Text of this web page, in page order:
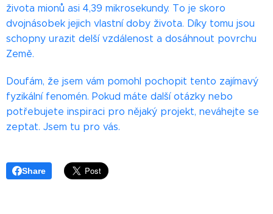
života mionů asi 4,39 mikrosekundy. To je skoro
dvojnásobek jejich vlastní doby života. Díky tomu jsou
schopny urazit delší vzdálenost a dosáhnout povrchu
Země.
Doufám, že jsem vám pomohl pochopit tento zajímavý
fyzikální fenomén. Pokud máte další otázky nebo
potřebujete inspiraci pro nějaký projekt, neváhejte se
zeptat. Jsem tu pro vás.
Share